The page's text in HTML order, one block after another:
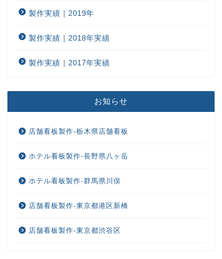
製作実績｜2019年
製作実績｜2018年実績
製作実績｜2017年実績
お知らせ
店舗看板製作-栃木県店舗看板
ホテル看板製作-長野県八ヶ岳
ホテル看板製作-群馬県川俣
店舗看板製作-東京都港区新橋
店舗看板製作-東京都渋谷区